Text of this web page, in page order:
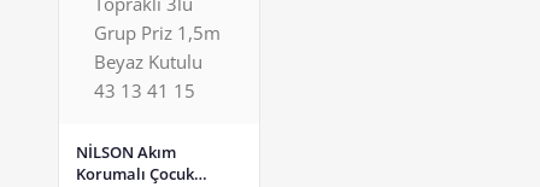
NİLSON Akım
Korumalı Çocuk